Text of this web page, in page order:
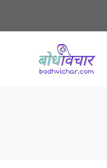
to